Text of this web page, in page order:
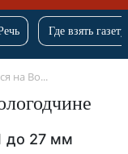
Где взять
на Во...
до 27 мм